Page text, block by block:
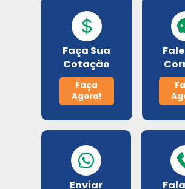
Planos odontológico
Bradesco Odonto
Porto Seguro
Odontoprev
Faça Sua
Cotação
Faça
Agora!
Enviar